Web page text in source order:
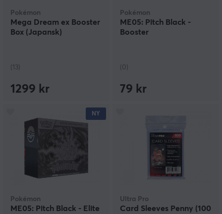
Pokémon
Mega Dream ex Booster
Box (Japansk)
(13)
1299 kr
Pokémon
ME05: Pitch Black -
Booster
(0)
79 kr
NY
Pokémon
ME05: Pitch Black - Elite
Ultra Pro
Card Sleeves Penny (100